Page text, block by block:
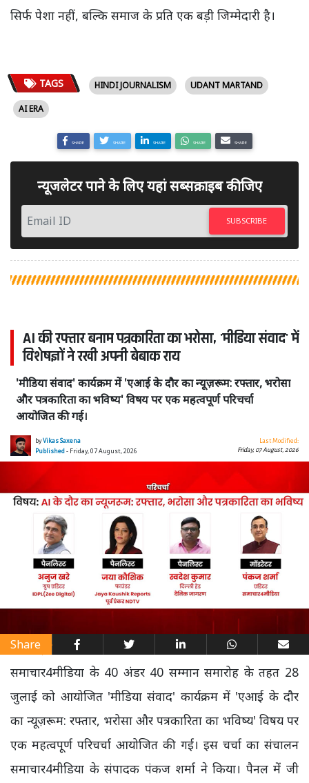
सिर्फ पेशा नहीं, बल्कि समाज के प्रति एक बड़ी जिम्मेदारी है।
TAGS HINDI JOURNALISM
UDANT MARTAND
AI ERA
SHARE SHARE SHARE SHARE SHARE
न्यूजलेटर पाने के लिए यहां सब्सक्राइब कीजिए
SUBSCRIBE
AI की रफ्तार बनाम पत्रकारिता का भरोसा, 'मीडिया संवाद' में
विशेषज्ञों ने रखी अपनी बेबाक राय
'मीडिया संवाद' कार्यक्रम में 'एआई के दौर का न्यूज़रूम: रफ्तार, भरोसा
और पत्रकारिता का भविष्य' विषय पर एक महत्वपूर्ण परिचर्चा
आयोजित की गई।
byVikas Saxena
Published- Friday, 07 August, 2026
Last Modified:
Friday, 07 August, 2026
Share
समाचार4मीडिया के 40 अंडर 40 सम्मान समारोह के तहत 28
जुलाई को आयोजित 'मीडिया संवाद' कार्यक्रम में 'एआई के दौर
का न्यूज़रूम: रफ्तार, भरोसा और पत्रकारिता का भविष्य' विषय पर
एक महत्वपूर्ण परिचर्चा आयोजित की गई। इस चर्चा का संचालन
समाचार4मीडिया के संपादक पंकज शर्मा ने किया। पैनल में जी